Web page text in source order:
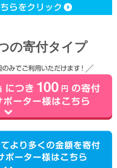
の寄付タイプ